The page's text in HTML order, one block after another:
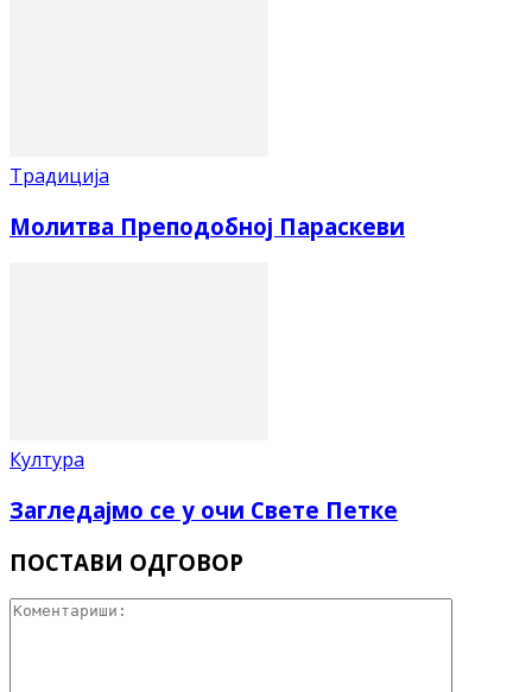
Традиција
Молитва Преподобној Параскеви
Култура
Загледајмо се у очи Свете Петке
ПОСТАВИ ОДГОВОР